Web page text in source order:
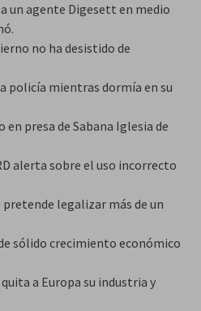
un agente Digesett en medio
no ha desistido de
policía mientras dormía en su
presa de Sabana Iglesia de
alerta sobre el uso incorrecto
legalizar más de un
sólido crecimiento económico
a Europa su industria y